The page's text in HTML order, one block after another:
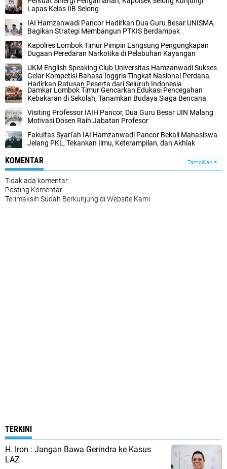
Lapas Kelas IIB Selong
IAI Hamzanwadi Pancor Hadirkan Dua Guru Besar UNISMA,
Bagikan Strategi Membangun PTKIS Berdampak
Kapolres Lombok Timur Pimpin Langsung Pengungkapan
Dugaan Peredaran Narkotika di Pelabuhan Kayangan
UKM English Speaking Club Universitas Hamzanwadi Sukses
Gelar Kompetisi Bahasa Inggris Tingkat Nasional Perdana,
Hadirkan Ratusan Peserta dari Seluruh Indonesia
Damkar Lombok Timur Gencarkan Edukasi Pencegahan
Kebakaran di Sekolah, Tanamkan Budaya Siaga Bencana
Visiting Professor IAIH Pancor, Dua Guru Besar UIN Malang
Motivasi Dosen Raih Jabatan Profesor
Fakultas Syari'ah IAI Hamzanwadi Pancor Bekali Mahasiswa
Jelang PKL, Tekankan Ilmu, Keterampilan, dan Akhlak
KOMENTAR Tampilkan
Tidak ada komentar:
Posting Komentar
Terimaksih Sudah Berkunjung di Website Kami
TERKINI
H. Iron : Jangan Bawa Gerindra ke Kasus
LAZ